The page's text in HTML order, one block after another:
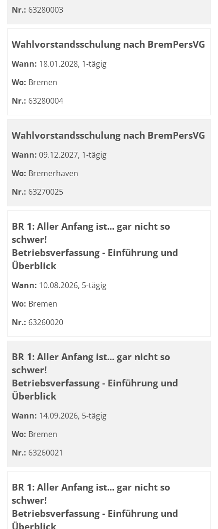
Nr.: 63280003
Wahlvorstandsschulung nach BremPersVG
Wann: 18.01.2028, 1-tägig
Wo: Bremen
Nr.: 63280004
Wahlvorstandsschulung nach BremPersVG
Wann: 09.12.2027, 1-tägig
Wo: Bremerhaven
Nr.: 63270025
BR 1: Aller Anfang ist... gar nicht so
schwer!
Betriebsverfassung - Einführung und
Überblick
Wann: 10.08.2026, 5-tägig
Wo: Bremen
Nr.: 63260020
BR 1: Aller Anfang ist... gar nicht so
schwer!
Betriebsverfassung - Einführung und
Überblick
Wann: 14.09.2026, 5-tägig
Wo: Bremen
Nr.: 63260021
BR 1: Aller Anfang ist... gar nicht so
schwer!
Betriebsverfassung - Einführung und
Überblick